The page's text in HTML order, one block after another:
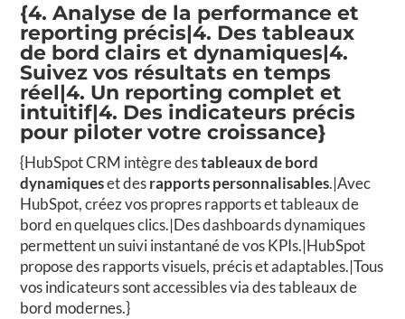
{4. Analyse de la performance et
reporting précis|4. Des tableaux
de bord clairs et dynamiques|4.
Suivez vos résultats en temps
réel|4. Un reporting complet et
intuitif|4. Des indicateurs précis
pour piloter votre croissance}
{HubSpot CRM intègre destableaux de bord
dynamiqueset desrapports personnalisables.|Avec
HubSpot, créez vos propres rapports et tableaux de
bord en quelques clics.|Des dashboards dynamiques
permettent un suivi instantané de vos KPIs.|HubSpot
propose des rapports visuels, précis et adaptables.|Tous
vos indicateurs sont accessibles via des tableaux de
bord modernes.}